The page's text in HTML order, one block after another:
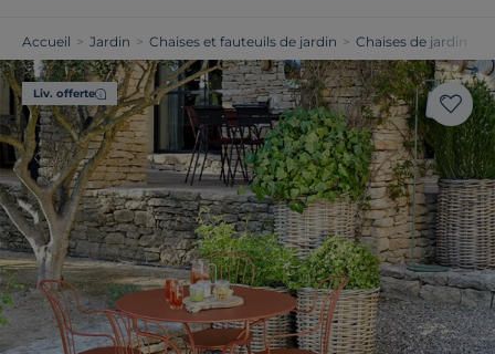
Accueil > Jardin > Chaises et fauteuils de jardin > Chaises de jardin
Liv. offerte